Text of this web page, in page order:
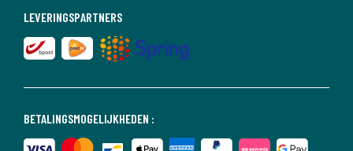
BETALINGSMOGELIJKHEDEN :
LEVERINGSPARTNERS